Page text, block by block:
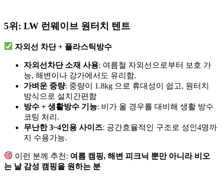
5위: LW 런웨이브 원터치 텐트
자외선 차단 + 플라스틱방수
자외선차단 소재 사용: 여름철 자외선으로부터 보호 가
능, 해변이나 강가에서도 유리함.
가벼운 중량: 중량이 1.8kg 으로 휴대성이 쉽고, 원터치
방식으로 설치간편함
방수 + 생활방수 기능: 비가 올 경우를 대비해 생활 방수
코팅 처리.
무난한 3~4인용 사이즈: 공간효율적인 구조로 성인4명까
지 수용가능.
이런 분께 추천: 여름 캠핑, 해변 피크닉 뿐만 아니라 비오
는 날 감성 캠핑을 원하는 분